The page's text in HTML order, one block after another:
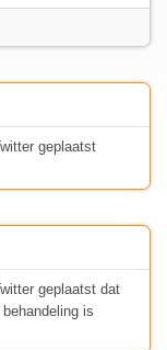
geplaatst
geplaatst dat
is